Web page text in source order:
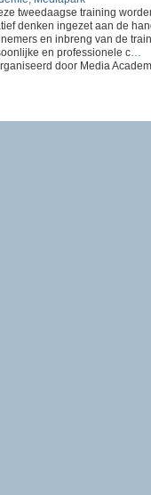
tweedaagse training
denken ingezet aan de
en inbreng van de
en professionele c…
door Media